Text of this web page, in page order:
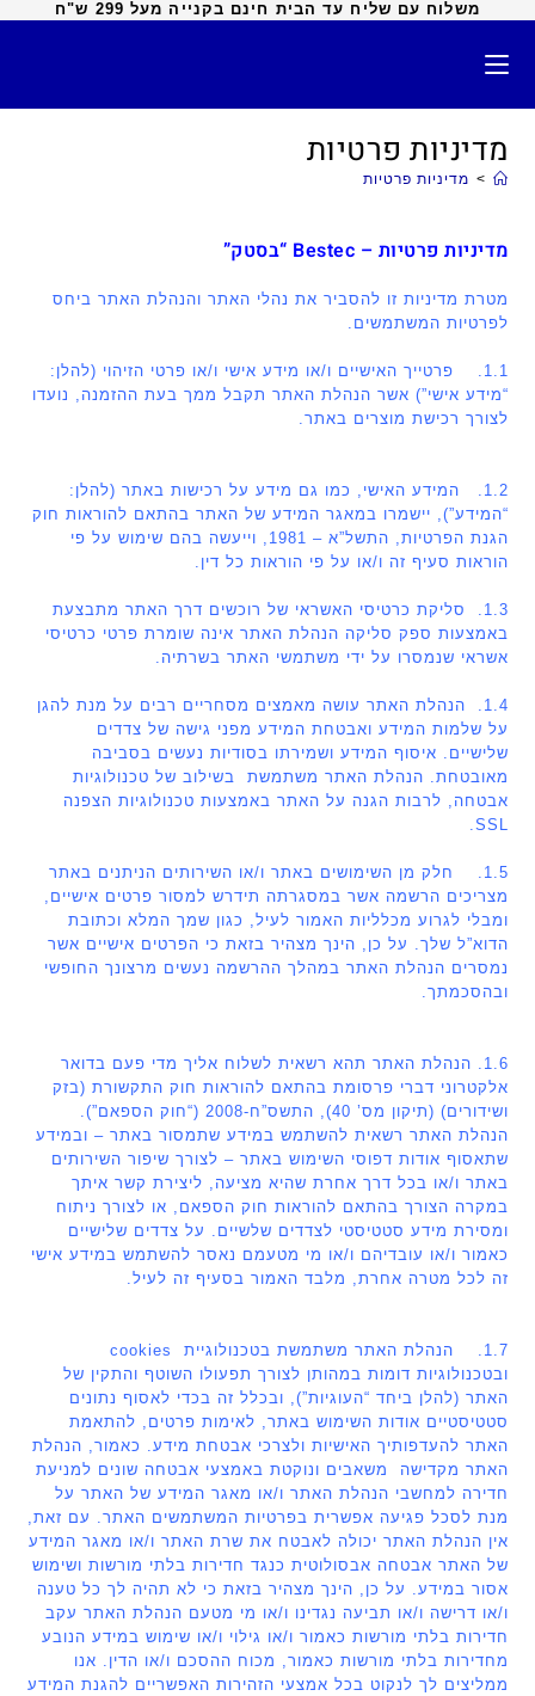
משלוח עם שליח עד הבית חינם בקנייה מעל 299 ש"ח
מדיניות פרטיות
> מדיניות פרטיות
מדיניות פרטיות – Bestec “בסטק”
מטרת מדיניות זו להסביר את נהלי האתר והנהלת האתר ביחס
לפרטיות המשתמשים.
1.1. פרטייך האישיים ו/או מידע אישי ו/או פרטי הזיהוי (להלן:
“מידע אישי”) אשר הנהלת האתר תקבל ממך בעת ההזמנה, נועדו
לצורך רכישת מוצרים באתר.
1.2. המידע האישי, כמו גם מידע על רכישות באתר (להלן:
“המידע”), יישמרו במאגר המידע של האתר בהתאם להוראות חוק
הגנת הפרטיות, התשל”א – 1981, וייעשה בהם שימוש על פי
הוראות סעיף זה ו/או על פי הוראות כל דין.
1.3. סליקת כרטיסי האשראי של רוכשים דרך האתר מתבצעת
באמצעות ספק סליקה הנהלת האתר אינה שומרת פרטי כרטיסי
אשראי שנמסרו על ידי משתמשי האתר בשרתיה.
1.4. הנהלת האתר עושה מאמצים מסחריים רבים על מנת להגן
על שלמות המידע ואבטחת המידע מפני גישה של צדדים
שלישיים. איסוף המידע ושמירתו בסודיות נעשים בסביבה
מאובטחת. הנהלת האתר משתמשת בשילוב של טכנולוגיות
אבטחה, לרבות הגנה על האתר באמצעות טכנולוגיות הצפנה
SSL.
1.5. חלק מן השימושים באתר ו/או השירותים הניתנים באתר
מצריכים הרשמה אשר במסגרתה תידרש למסור פרטים אישיים,
ומבלי לגרוע מכלליות האמור לעיל, כגון שמך המלא וכתובת
הדוא”ל שלך. על כן, הינך מצהיר בזאת כי הפרטים אישיים אשר
נמסרים הנהלת האתר במהלך ההרשמה נעשים מרצונך החופשי
ובהסכמתך.
1.6. הנהלת האתר תהא רשאית לשלוח אליך מדי פעם בדואר
אלקטרוני דברי פרסומת בהתאם להוראות חוק התקשורת (בזק
ושידורים) (תיקון מס’ 40), התשס”ח-2008 (“חוק הספאם”).
הנהלת האתר רשאית להשתמש במידע שתמסור באתר – ובמידע
שתאסוף אודות דפוסי השימוש באתר – לצורך שיפור השירותים
באתר ו/או בכל דרך אחרת שהיא מציעה, ליצירת קשר איתך
במקרה הצורך בהתאם להוראות חוק הספאם, או לצורך ניתוח
ומסירת מידע סטטיסטי לצדדים שלשיים. על צדדים שלישיים
כאמור ו/או עובדיהם ו/או מי מטעמם נאסר להשתמש במידע אישי
זה לכל מטרה אחרת, מלבד האמור בסעיף זה לעיל.
1.7. הנהלת האתר משתמשת בטכנולוגיית cookies
ובטכנולוגיות דומות במהותן לצורך תפעולו השוטף והתקין של
האתר (להלן ביחד “העוגיות”), ובכלל זה בכדי לאסוף נתונים
סטטיסטיים אודות השימוש באתר, לאימות פרטים, להתאמת
האתר להעדפותיך האישיות ולצרכי אבטחת מידע. כאמור, הנהלת
האתר מקדישה משאבים ונוקטת באמצעי אבטחה שונים למניעת
חדירה למחשבי הנהלת האתר ו/או מאגר המידע של האתר על
מנת לסכל פגיעה אפשרית בפרטיות המשתמשים האתר. עם זאת,
אין הנהלת האתר יכולה לאבטח את שרת האתר ו/או מאגר המידע
של האתר אבטחה אבסולוטית כנגד חדירות בלתי מורשות ושימוש
אסור במידע. על כן, הינך מצהיר בזאת כי לא תהיה לך כל טענה
ו/או דרישה ו/או תביעה נגדינו ו/או מי מטעם הנהלת האתר עקב
חדירות בלתי מורשות כאמור ו/או גילוי ו/או שימוש במידע הנובע
מחדירות בלתי מורשות כאמור, מכוח ההסכם ו/או הדין. אנו
ממליצים לך לנקוט בכל אמצעי הזהירות האפשריים להגנת המידע